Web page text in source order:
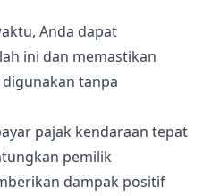
Anda dapat
ini dan memastikan
tanpa
pajak kendaraan tepat
pemilik
dampak positif